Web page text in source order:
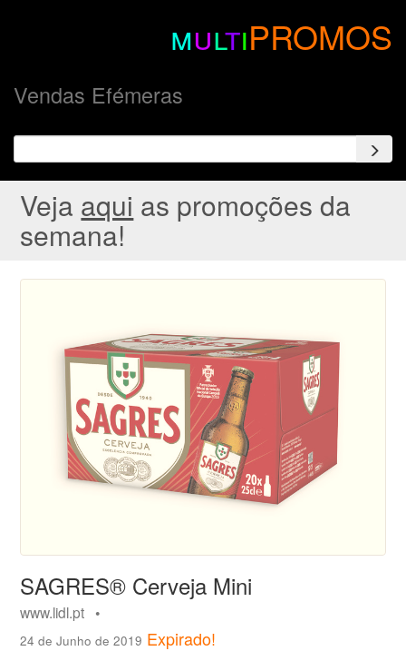
multiPROMOS
Vendas Efémeras
Veja aqui as promoções da
semana!
SAGRES® Cerveja Mini
www.lidl.pt •
24 de Junho de 2019 Expirado!